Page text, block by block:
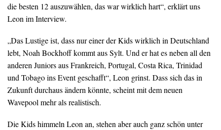
die besten 12 auszuwählen, das war wirklich hart“, erklärt uns
Leon im Interview.
„Das Lustige ist, dass nur einer der Kids wirklich in Deutschland
lebt, Noah Bockhoff kommt aus Sylt. Und er hat es neben all den
anderen Juniors aus Frankreich, Portugal, Costa Rica, Trinidad
und Tobago ins Event geschafft“, Leon grinst. Dass sich das in
Zukunft durchaus ändern könnte, scheint mit dem neuen
Wavepool mehr als realistisch.
Die Kids himmeln Leon an, stehen aber auch ganz schön unter